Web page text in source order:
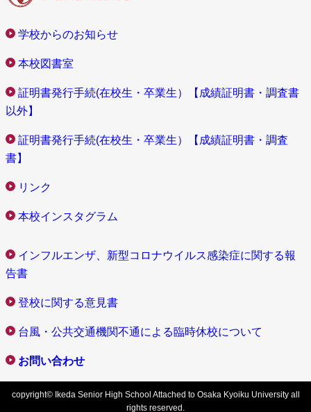
学校からのお知らせ
本校図書室
証明書発行手続(在校生・卒業生）【成績証明書・調査書
以外】
証明書発行手続(在校生・卒業生）【成績証明書・調査
書】
リンク
本校インスタグラム
インフルエンザ、新型コロナウイルス感染症に関する報
告書
登校に関する意見書
台風・公共交通機関不通による臨時休校について
お問い合わせ
copyright© Ikeda Senior High School Attached to Osaka Kyoiku University all
rights reserved.